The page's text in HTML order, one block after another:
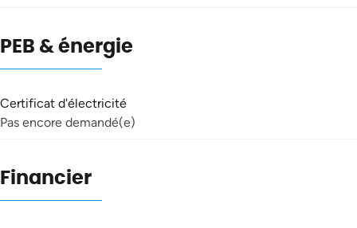
PEB & énergie
Certificat d'électricité
Pas encore demandé(e)
Financier